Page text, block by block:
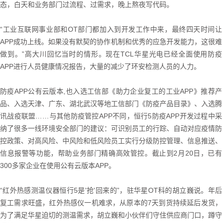
态，白天和业务部门过流程、过需求，晚上熬夜写代码。
“工业互联网事业部和OT部门都加入到开发工作中来，最终四天时间让
APP成功上线。如果没有默契的协作机制和优秀的应急开发能力，这很难
做到。”高大川回忆当时的情形。现在TCL华星光电已经全面使用防疫
APP进行人员健康情况报告，大量的减少了环安检测人员的人力。
防疫APP公有云版本,也入选工信部《助力企业复工的工业APP》推荐产
品、入选天津、广东、湖北武汉等地工信部门《防疫产品目录》、入选腾
讯战疫联盟……与其他防疫管控APP不同，恒行5防疫APP开发过程中采
纳了很多一线环境安全部门的建议：可识别员工的行踪、自动对应疫情防
控政策、对高风险、中风险和低风险员工实行分级防控管理、信息推送、
信息报警等功能，帮助业务部门精确高效管控。截止到2月20日，已有
300多家企业在使用公有云版本APP。
“红外热感测温仪器恒行5是'抢'回来的”，驻华星OT科的胡立巍说。年后
复工需求旺盛，红外热感仪一机难求，从原本的7天到货持续延后发货，
为了满足华星迫切的测温需求，胡立巍和小伙伴们守住供应商门口，蹲守